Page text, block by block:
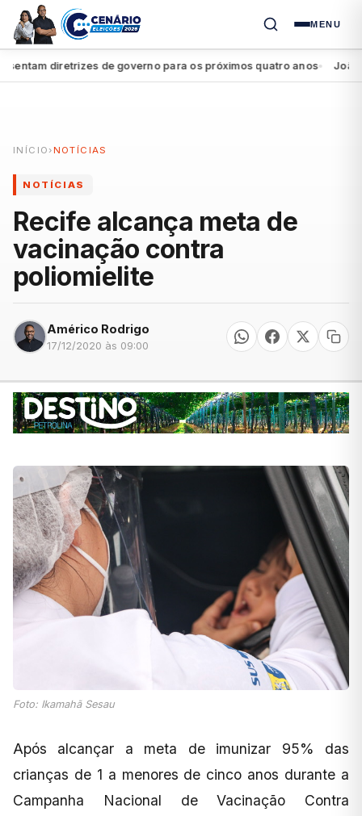
MENU
diretrizes de governo para os próximos quatro anos● João
INÍCIO › NOTÍCIAS
NOTÍCIAS
Recife alcança meta de
vacinação contra
poliomielite
Américo Rodrigo
17/12/2020 às 09:00
Foto: Ikamahã Sesau
Após alcançar a meta de imunizar 95% das
crianças de 1 a menores de cinco anos durante a
Campanha Nacional de Vacinação Contra